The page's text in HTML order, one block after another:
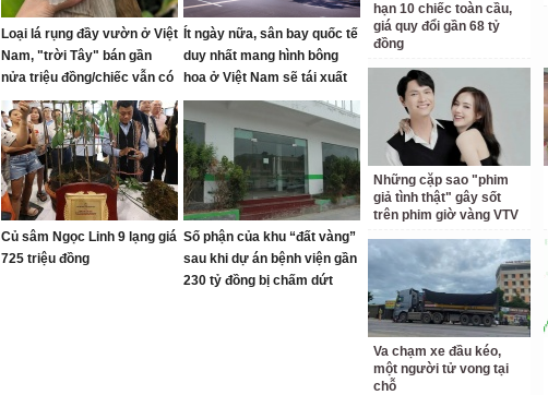
Loại lá rụng đầy vườn ở Việt
Nam, "trời Tây" bán gần
nửa triệu đồng/chiếc vẫn có
người mua
Ít ngày nữa, sân bay quốc tế
duy nhất mang hình bông
hoa ở Việt Nam sẽ tái xuất
Củ sâm Ngọc Linh 9 lạng giá
725 triệu đồng
Số phận của khu “đất vàng”
sau khi dự án bệnh viện gần
230 tỷ đồng bị chấm dứt
hạn 10 chiếc toàn cầu,
giá quy đổi gần 68 tỷ
đồng
Những cặp sao "phim
giả tình thật" gây sốt
trên phim giờ vàng VTV
Va chạm xe đầu kéo,
một người tử vong tại
chỗ